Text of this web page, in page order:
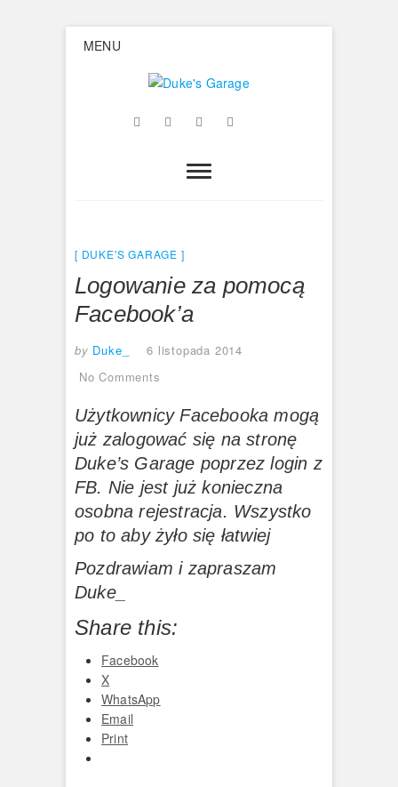
MENU
Duke's
FacebookTwitterGoogle
Instagram
DUKE'S GARAGE
Logowanie za pomocą
Facebook’a
by Duke_
6 listopada 2014
No Comments
Użytkownicy Facebooka mogą
już zalogować się na stronę
Duke’s Garage poprzez login z
FB. Nie jest już konieczna
osobna rejestracja. Wszystko
po to aby żyło się łatwiej
Pozdrawiam i zapraszam
Duke_
Share this:
Facebook
X
WhatsApp
Email
Print